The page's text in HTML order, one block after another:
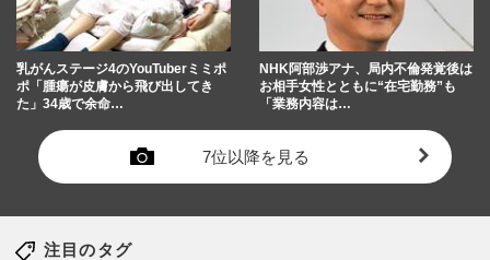
乳がんステージ4のYouTuberミミポ
ポ「腫瘍が皮膚から飛び出してき
た」34歳で余命…
NHK阿部渉アナ、局内不倫発覚後は
お相手女性とともに“在宅勤務”も
「業務内容は…
7位以降を見る
注目のタグ